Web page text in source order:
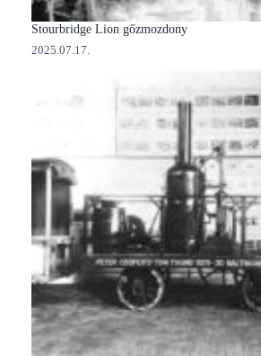
Stourbridge Lion gőzmozdony
2025.07.17.